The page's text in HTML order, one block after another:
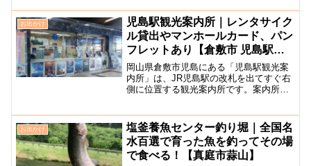
が展開する5ブランドのデニ...
お出かけ
児島駅観光案内所｜レンタサイク
ル貸出やマンホールカード、パン
フレットあり【倉敷市 児島駅構
内】
岡山県倉敷市児島にある「児島駅観光案
内所」は、JR児島駅の改札を出てすぐ右
側に位置する観光案内所です。案内所の
ています。付近の観光案内のパンフレッ
トがたくさん置かれてい...
お出かけ
塩釜養魚センター釣り堀｜全国名
水百選で育った魚を釣ってその場
で食べる！【真庭市蒜山】